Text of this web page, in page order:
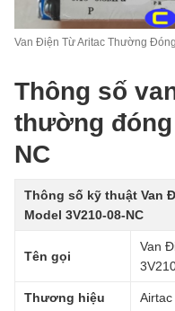
Van Điện Từ Aritac Thường
Thông số
thường đóng
NC
Thông số kỹ thuật Van
Model 3V210-08-NC
Tên gọi
Van
Thương hiệu Airtac